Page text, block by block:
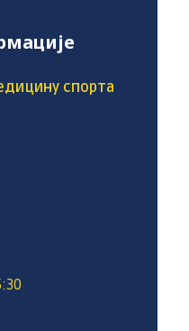
спорта